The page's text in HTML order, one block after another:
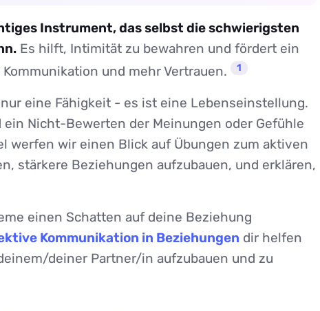
Instrument, das selbst die schwierigsten
Es hilft, Intimität zu bewahren und fördert ein
und mehr Vertrauen.
1
eine Fähigkeit - es ist eine Lebenseinstellung.
Nicht-Bewerten der Meinungen oder Gefühle
werfen wir einen Blick auf Übungen zum aktiven
stärkere Beziehungen aufzubauen, und erklären,
einen Schatten auf deine Beziehung
Kommunikation in Beziehungen dir helfen
deiner Partner/in aufzubauen und zu